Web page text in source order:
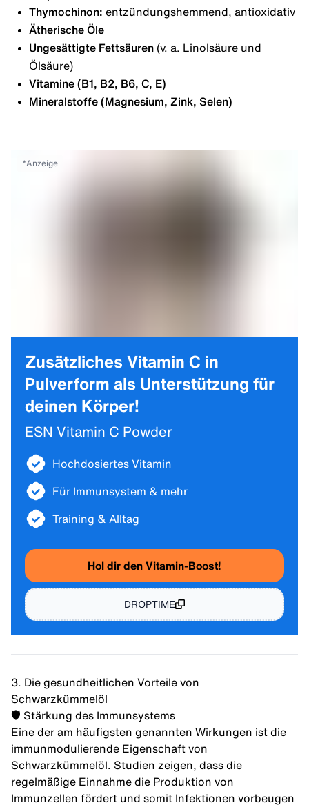
Thymochinon: entzündungshemmend, antioxidativ
Ätherische Öle
Ungesättigte Fettsäuren(v. a. Linolsäure und
Ölsäure)
Vitamine (B1, B2, B6, C, E)
Mineralstoffe (Magnesium, Zink, Selen)
*Anzeige
Zusätzliches Vitamin C in
Pulverform als Unterstützung für
deinen Körper!
ESN Vitamin C Powder
Hochdosiertes Vitamin
Für Immunsystem & mehr
Training & Alltag
Hol dir den Vitamin-Boost!
DROPTIME
3. Die gesundheitlichen Vorteile von
Schwarzkümmelöl
🛡️ Stärkung des Immunsystems
Eine der am häufigsten genannten Wirkungen ist die
immunmodulierende Eigenschaft von
Schwarzkümmelöl. Studien zeigen, dass die
regelmäßige Einnahme die Produktion von
Immunzellen fördert und somit Infektionen vorbeugen